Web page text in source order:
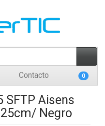
Contacto 0
SFTP Aisens
Negro